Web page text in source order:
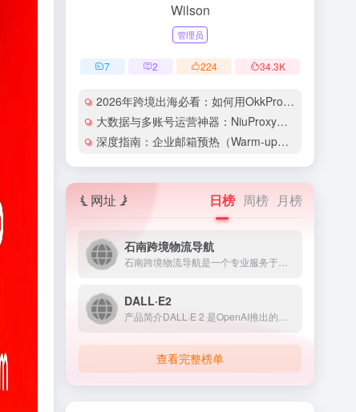
Wilson
管理员
7 2 224 34.3K
2026年跨境出海必看：如何用OkkProxy彻底解决网络延迟与IP被封难题？
大数据与多账号运营神器：NiuProxy助力跨境工作室业务高效爆单！
深度指南：企业邮箱预热（Warm-up）的详细技巧与实操策略（含配图）
网址 日榜 周榜 月榜
石南跨境物流导航
DALL·E2
查看完整榜单